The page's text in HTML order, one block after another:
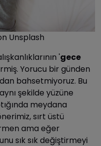
Unsplash
'gece
Yorucu bir günden
bahsetmiyoruz. Bu
şekilde yüzüne
meydana
sırt üstü
ama eğer
sık sık değiştirmeyi